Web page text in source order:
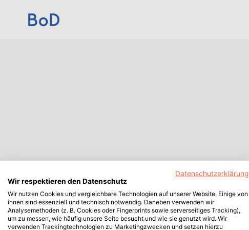
Datenschutzerklärung
Wir respektieren den Datenschutz
Wir nutzen Cookies und vergleichbare Technologien auf unserer Website. Einige von
ihnen sind essenziell und technisch notwendig. Daneben verwenden wir
Analysemethoden (z. B. Cookies oder Fingerprints sowie serverseitiges Tracking),
um zu messen, wie häufig unsere Seite besucht und wie sie genutzt wird. Wir
verwenden Trackingtechnologien zu Marketingzwecken und setzen hierzu